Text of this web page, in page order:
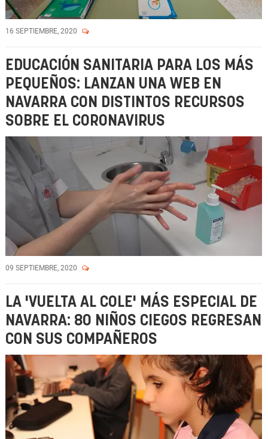
16 SEPTIEMBRE, 2020
EDUCACIÓN SANITARIA PARA LOS MÁS
PEQUEÑOS: LANZAN UNA WEB EN
NAVARRA CON DISTINTOS RECURSOS
SOBRE EL CORONAVIRUS
09 SEPTIEMBRE, 2020
LA 'VUELTA AL COLE' MÁS ESPECIAL DE
NAVARRA: 80 NIÑOS CIEGOS REGRESAN
CON SUS COMPAÑEROS